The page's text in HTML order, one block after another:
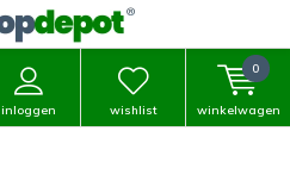
inloggen wishlist winkelwagen
0